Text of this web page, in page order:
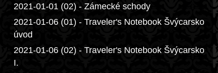
2021-01-01 (02) - Zámecké schody
2021-01-06 (01) - Traveler's Notebook Švýcarsko
úvod
2021-01-06 (02) - Traveler's Notebook Švýcarsko
I.